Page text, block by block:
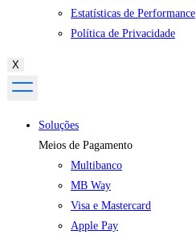
Estatísticas de Performance
Política de Privacidade
X
Soluções
Meios de Pagamento
Multibanco
MB Way
Visa e Mastercard
Apple Pay